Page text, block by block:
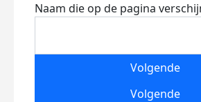
Naam die op de pagina
Volgende
Volgende